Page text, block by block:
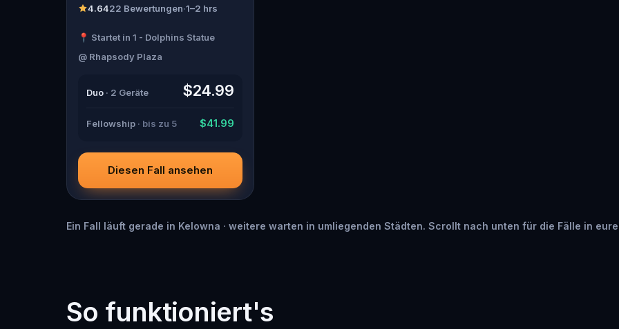
found dead during a ghost tour led
truth. Was it Walter, the obsessed
guide with a flair for the dramatic?
shadows? 🔎 Gather clues,
interrogate suspects, and expose
again. Make sure to have your pen
and paper ready to jot down all the
4.6422 Bewertungen·1–2 hrs
📍 Startet in 1 - Dolphins Statue
@ Rhapsody Plaza
Duo · 2 Geräte $24.99
Fellowship · bis zu 5 $41.99
Diesen Fall ansehen
Ein Fall läuft gerade in Kelowna · weitere warten in umliegenden Städten. Scrollt nach unten für die Fälle in
So funktioniert's